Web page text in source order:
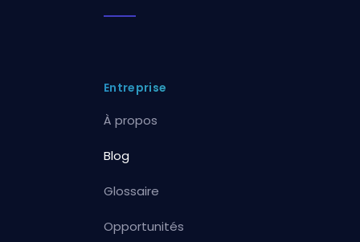
Entreprise
À propos
Blog
Glossaire
Opportunités